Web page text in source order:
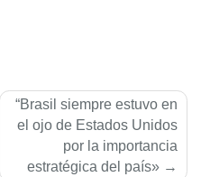
“Brasil siempre estuvo en
el ojo de Estados Unidos
por la importancia
estratégica del país»